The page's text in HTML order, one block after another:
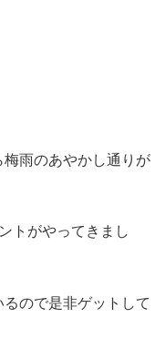
雨のあやかし通りが
トがやってきまし
ので是非ゲットして